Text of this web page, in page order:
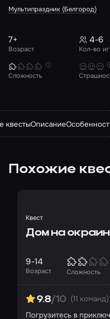
Мультипраздник (Белгород)
Возраст
7+
Кол-во
4-6
Сложность
квестыОписание
Похожие
Квест
Дом на
Возраст
9-14
Сложность
9.8/10 (11 команд)
Погрузитесь в